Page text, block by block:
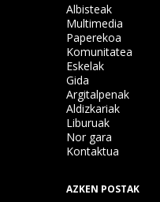
Albisteak
Multimedia
Paperekoa
Komunitatea
Eskelak
Gida
Argitalpenak
Aldizkariak
Liburuak
Nor gara
Kontaktua
AZKEN POSTAK